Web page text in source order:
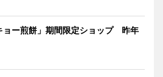
ョー煎餅」期間限定ショップ 昨年